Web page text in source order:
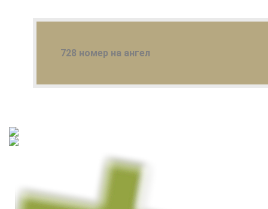
728 номер на ангел